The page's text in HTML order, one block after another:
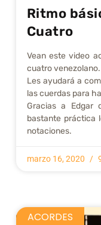
Ritmo
Cuatro
Vean este video
cuatro venezolano.
Les ayudará a
las cuerdas para
Gracias a Edgar
bastante práctica
notaciones.
marzo 16, 2020
ACORDES